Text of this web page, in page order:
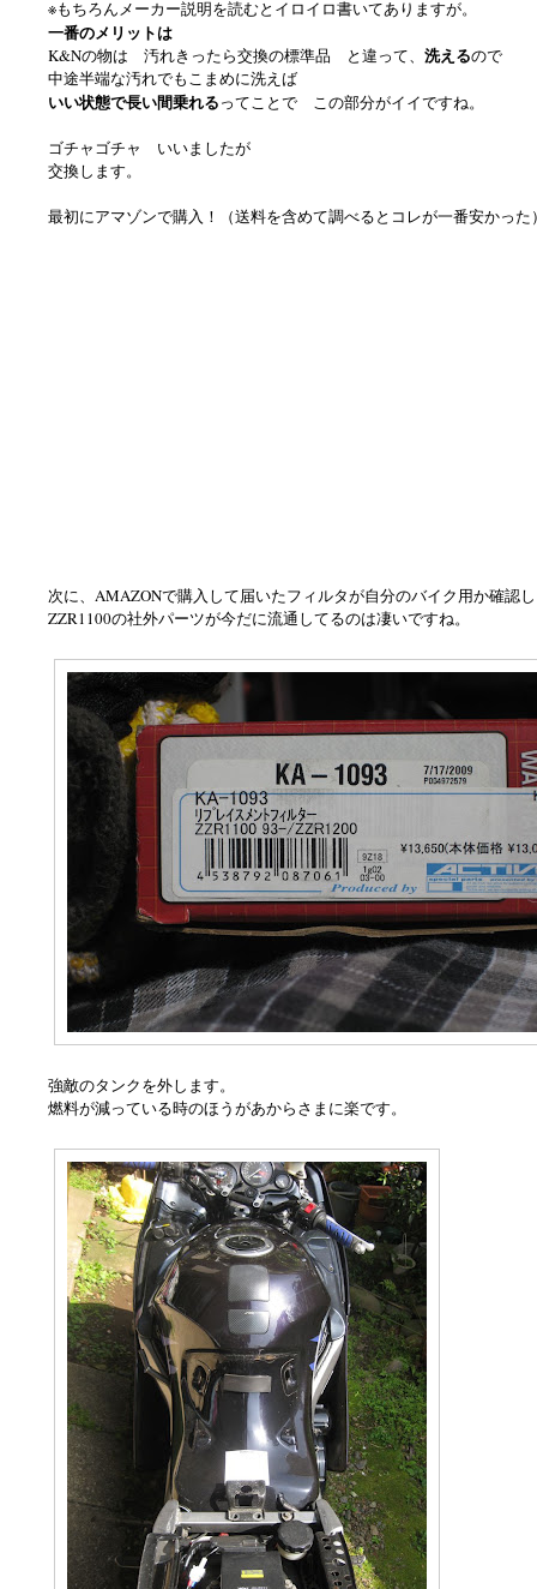
※もちろんメーカー説明を読むとイロイロ書いてありますが。
一番のメリットは
K&Nの物は 汚れきったら交換の標準品 と違って、 洗えるので
中途半端な汚れでもこまめに洗えば
いい状態で長い間乗れるってことで この部分がイイですね。
ゴチャゴチャ いいましたが
交換します。
最初にアマゾンで購入！（送料を含めて調べるとコレが一番安かった
次に、AMAZONで購入して届いたフィルタが自分のバイク用か確認
ZZR1100の社外パーツが今だに流通してるのは凄いですね。
強敵のタンクを外します。
燃料が減っている時のほうがあからさまに楽です。